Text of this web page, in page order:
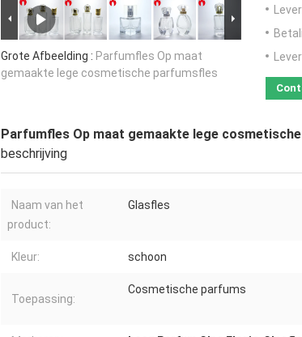
Grote Afbeelding : Parfumfles Op maat
gemaakte lege cosmetische parfumsfles
Parfumfles Op maat gemaakte lege
beschrijving
Naam van het
product:
Glasfles
Kleur: schoon
Toepassing:
Cosmetische parfums